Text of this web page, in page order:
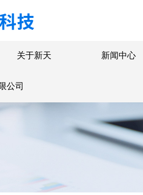
关于新天 新闻中心
公司